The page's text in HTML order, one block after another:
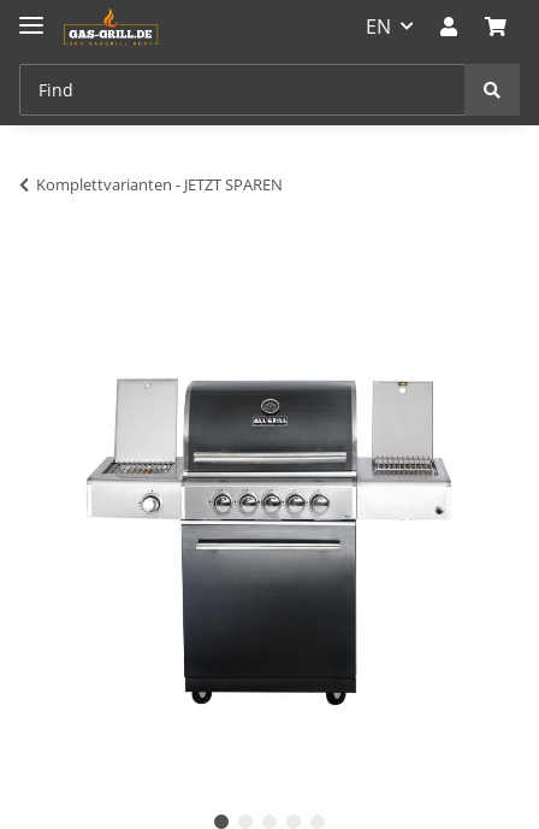
EN
Komplettvarianten - JETZT SPAREN